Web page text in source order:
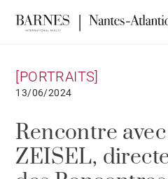
[PORTRAITS]
13/06/2024
Rencontre
ZEISEL,